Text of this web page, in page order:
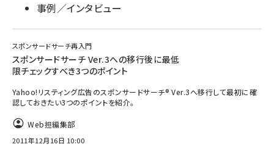
事例／インタビュー
スポンサードサーチ再入門
スポンサードサーチ Ver.3への移行後に最低
限チェックすべき3つのポイント
Yahoo!リスティング広告のスポンサードサーチ® Ver.3へ移行して最初に確
認しておきたい3つのポイントを紹介。
Web担編集部
2011年12月16日 10:00